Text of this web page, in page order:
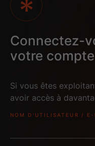
Connectez-
votre
Si vous êtes
avoir accès à
NOM D'UTILISATEUR / E-